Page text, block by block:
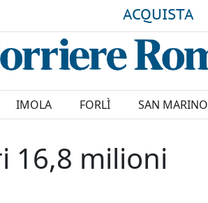
ACQUISTA
IMOLA FORLÌ SAN MARINO
16,8 milioni